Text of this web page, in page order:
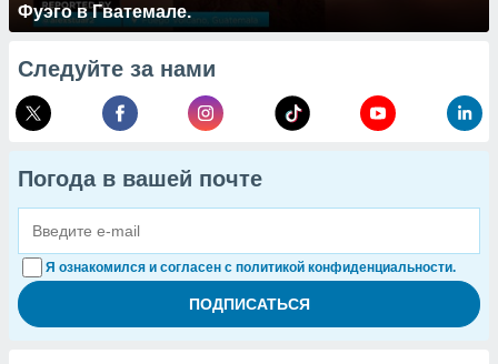
Фуэго в Гватемале.
Следуйте за нами
Погода в вашей почте
Я ознакомился и согласен с политикой конфиденциальности.